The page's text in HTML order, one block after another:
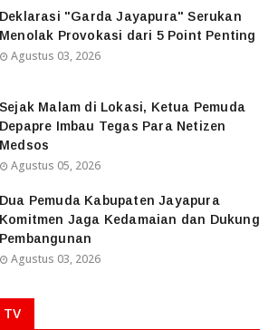
Deklarasi "Garda Jayapura" Serukan
Menolak Provokasi dari 5 Point Penting
Agustus 03, 2026
Sejak Malam di Lokasi, Ketua Pemuda
Depapre Imbau Tegas Para Netizen
Medsos
Agustus 05, 2026
Dua Pemuda Kabupaten Jayapura
Komitmen Jaga Kedamaian dan Dukung
Pembangunan
Agustus 03, 2026
TV